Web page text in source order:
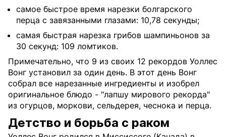
самое быстрое время нарезки болгарского
перца с завязанными глазами: 10,78 секунды;
самая быстрая нарезка грибов шампиньонов за
30 секунд: 109 ломтиков.
Примечательно, что 9 из своих 12 рекордов Уоллес
Вонг установил за один день. В этот день Вонг
собрал все нарезанные ингредиенты и изобрел
оригинальное блюдо - "лапшу мирового рекорда"
из огурцов, моркови, сельдерея, чеснока и перца.
Детство и борьба с раком